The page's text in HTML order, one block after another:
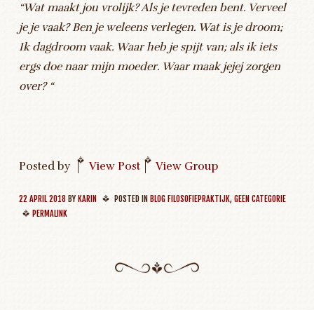
“Wat maakt jou vrolijk? Als je tevreden bent. Verveel
je je vaak? Ben je weleens verlegen. Wat is je droom;
Ik dagdroom vaak. Waar heb je spijt van; als ik iets
ergs doe naar mijn moeder. Waar maak jejej zorgen
over? “
Posted by | View Post | View Group
22 APRIL 2018BY KARIN POSTED INBLOG FILOSOFIEPRAKTIJK,GEEN CATEGORIE
PERMALINK